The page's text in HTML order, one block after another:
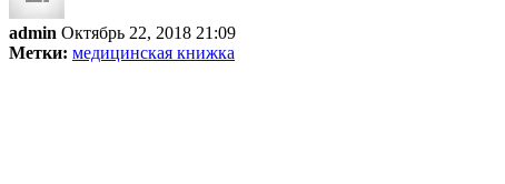
admin Октябрь 22, 2018 21:09
Метки: медицинская книжка